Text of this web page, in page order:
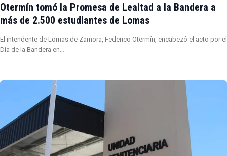
Otermín tomó la Promesa de Lealtad a la Bandera a
más de 2.500 estudiantes de Lomas
El intendente de Lomas de Zamora, Federico Otermín, encabezó el acto por el
Día de la Bandera en…